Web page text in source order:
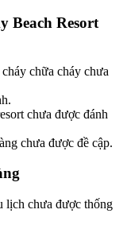
Beach Resort
chữa cháy chưa
chưa được đánh
chưa được đề cập.
lịch chưa được thống